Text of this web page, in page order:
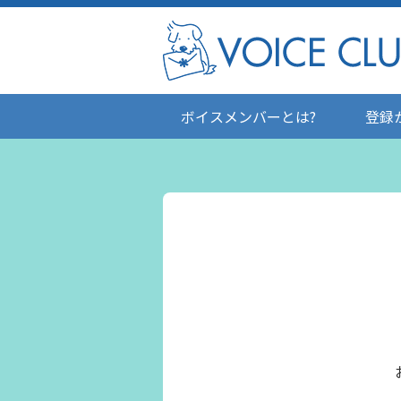
ボイスメンバーとは? 登録